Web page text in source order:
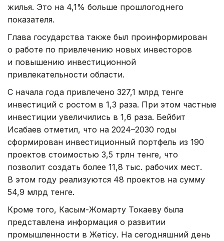
жилья. Это на 4,1% больше прошлогоднего
показателя.
Глава государства также был проинформирован
о работе по привлечению новых инвесторов
и повышению инвестиционной
привлекательности области.
С начала года привлечено 327,1 млрд тенге
инвестиций с ростом в 1,3 раза. При этом частные
инвестиции увеличились в 1,6 раза. Бейбит
Исабаев отметил, что на 2024–2030 годы
сформирован инвестиционный портфель из 190
проектов стоимостью 3,5 трлн тенге, что
позволит создать более 11,8 тыс. рабочих мест.
В этом году реализуются 48 проектов на сумму
54,9 млрд тенге.
Кроме того, Касым-Жомарту Токаеву была
представлена информация о развитии
промышленности в Жетісу. На сегодняшний день